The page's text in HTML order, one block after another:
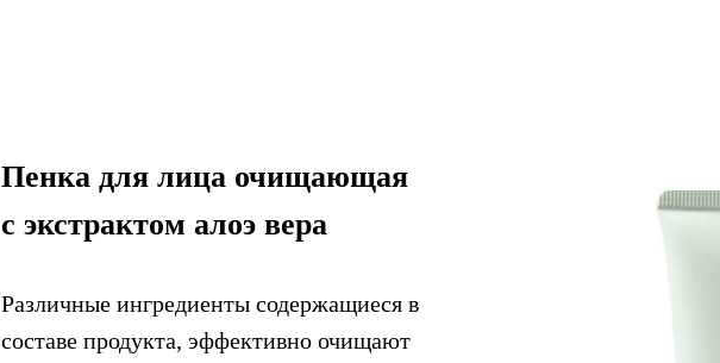
Пенка для лица очищающая
с экстрактом алоэ вера
Различные ингредиенты содержащиеся в
составе продукта, эффективно очищают